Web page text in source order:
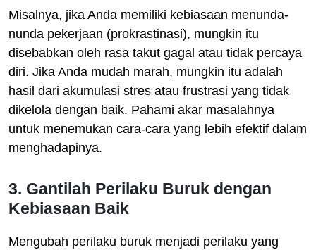
Misalnya, jika Anda memiliki kebiasaan menunda-
nunda pekerjaan (prokrastinasi), mungkin itu
disebabkan oleh rasa takut gagal atau tidak percaya
diri. Jika Anda mudah marah, mungkin itu adalah
hasil dari akumulasi stres atau frustrasi yang tidak
dikelola dengan baik. Pahami akar masalahnya
untuk menemukan cara-cara yang lebih efektif dalam
menghadapinya.
3. Gantilah Perilaku Buruk dengan
Kebiasaan Baik
Mengubah perilaku buruk menjadi perilaku yang